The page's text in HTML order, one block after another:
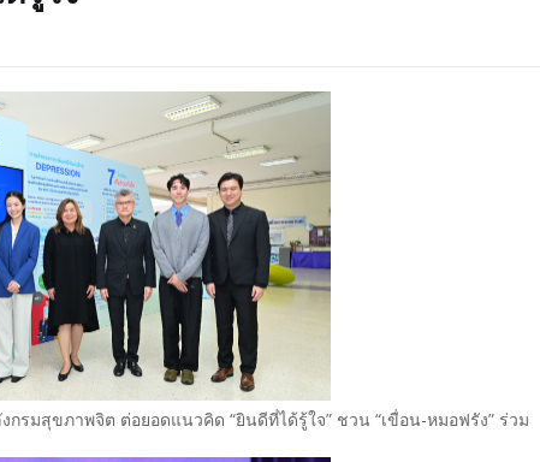
รมสุขภาพจิต ต่อยอดแนวคิด “ยินดีที่ได้รู้ใจ” ชวน “เขื่อน-หมอฟรัง” ร่วม